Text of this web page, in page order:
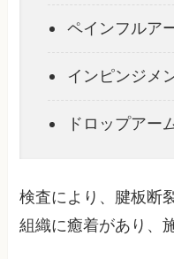
ペインフルア
インピンジメ
ドロップアー
検査により、腱板断
組織に癒着があり、